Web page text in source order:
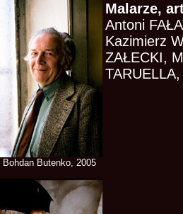
Bohdan Butenko, 2005
Malarze,
Antoni
Kazimierz
ZAŁECKI,